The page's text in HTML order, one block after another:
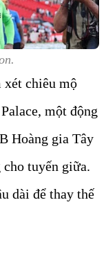
xét chiêu mộ
một động
Hoàng gia Tây
tuyến giữa.
dài để thay thế